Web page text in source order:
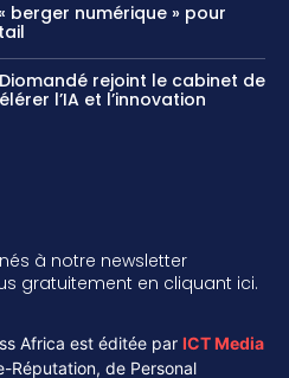
berger numérique » pour
rejoint le cabinet de
l’IA et l’innovation
à notre newsletter
gratuitement en cliquant ici.
Africa est éditée par ICT Media
Réputation, de Personal